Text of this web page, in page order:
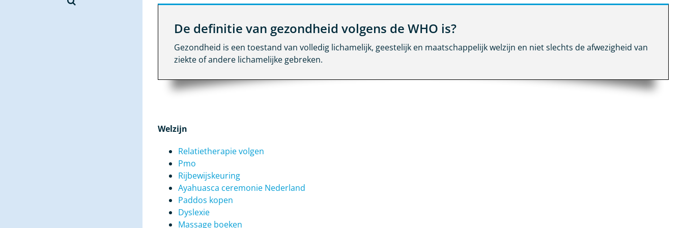
De definitie van gezondheid volgens de WHO is?
Gezondheid is een toestand van volledig lichamelijk, geestelijk en maatschappelijk welzijn en niet slechts de afwezigheid van
ziekte of andere lichamelijke gebreken.
Welzijn
Relatietherapie volgen
Pmo
Rijbewijskeuring
Ayahuasca ceremonie Nederland
Paddos kopen
Dyslexie
Massage boeken